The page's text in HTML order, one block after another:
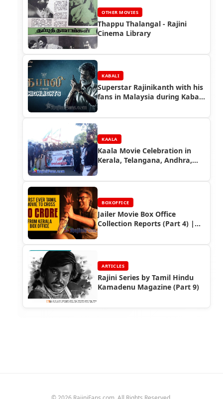
OTHER MOVIES
Thappu Thalangal - Rajini
Cinema Library
KABALI
Superstar Rajinikanth with his
fans in Malaysia during Kabali
KAALA
Kaala Movie Celebration in
Kerala, Telangana, Andhra,
BOXOFFICE
Jailer Movie Box Office
Collection Reports (Part 4) |
Earnings
ARTICLES
Rajini Series by Tamil Hindu
Kamadenu Magazine (Part 9)